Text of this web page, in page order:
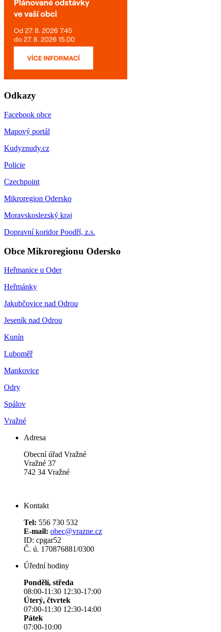
Odkazy
Facebook obce
Mapový portál
Kudyznudy.cz
Policie
Czechpoint
Mikroregion Odersko
Moravskoslezský kraj
Dopravní koridor Poodří, z.s.
Obce Mikroregionu Odersko
Heřmanice u Oder
Heřmánky
Jakubčovice nad Odrou
Jeseník nad Odrou
Kunín
Luboměř
Mankovice
Odry
Spálov
Vražné
Adresa
Obecní úřad Vražné
Vražné 37
742 34 Vražné
Kontakt
Tel: 556 730 532
E-mail: obec@vrazne.cz
ID: cpgar52
Č. ú. 170876881/0300
Úřední hodiny
Pondělí, středa
08:00-11:30 12:30-17:00
Úterý, čtvrtek
07:00-11:30 12:30-14:00
Pátek
07:00-10:00